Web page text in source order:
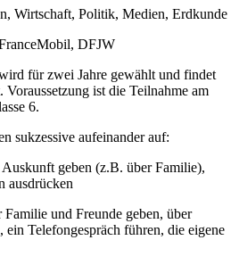
Wirtschaft, Politik, Medien, Erdkunde
DFJW
für zwei Jahre gewählt und findet
ist die Teilnahme am
6.
sukzessive aufeinander auf:
geben (z.B. über Familie),
ausdrücken
und Freunde geben, über
ein Telefongespräch führen, die eigene